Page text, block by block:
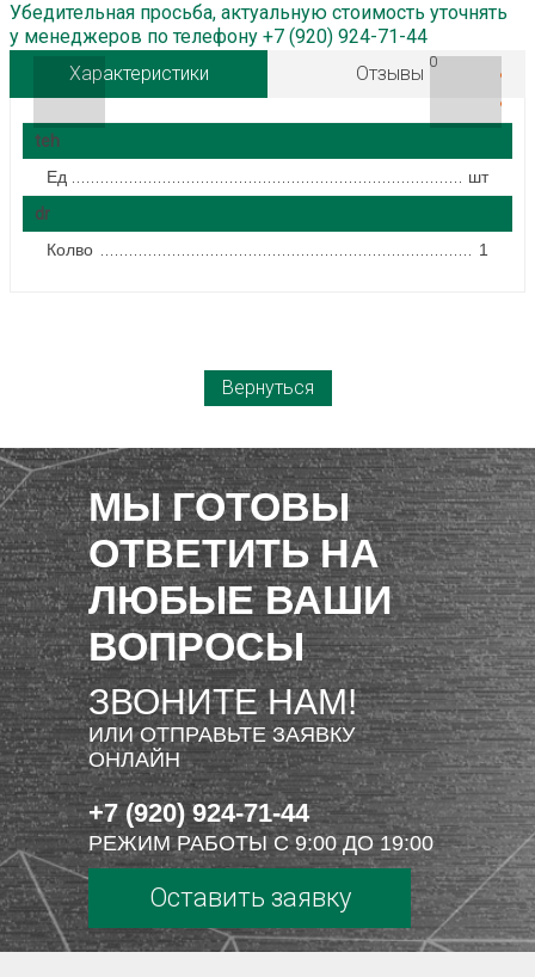
Убедительная просьба, актуальную стоимость уточнять
у менеджеров по телефону +7 (920) 924-71-44
Характеристики
Отзывы
0
teh
Ед
шт
dr
Колво
1
Вернуться
МЫ ГОТОВЫ
ОТВЕТИТЬ НА
ЛЮБЫЕ ВАШИ
ВОПРОСЫ
ЗВОНИТЕ НАМ!
ИЛИ ОТПРАВЬТЕ ЗАЯВКУ
ОНЛАЙН
+7 (920) 924-71-44
РЕЖИМ РАБОТЫ С 9:00 ДО 19:00
Оставить заявку